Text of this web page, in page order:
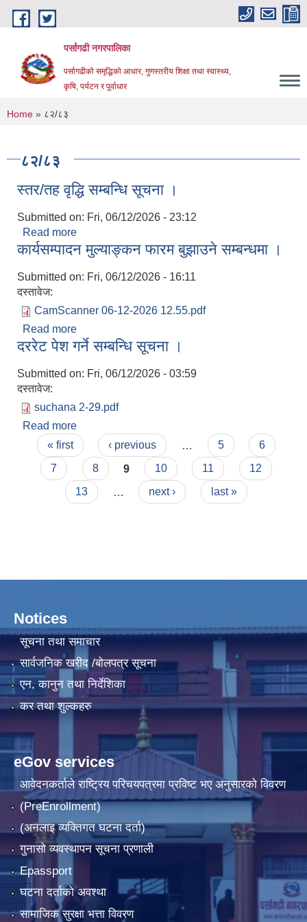
Skip to main content
पर्सागढी नगरपालिका
पर्सागढीको समृद्धिको आधार, गुणस्तरीय शिक्षा तथा स्वास्थ्य,
कृषि, पर्यटन र पूर्वाधार
You are here
Home » ८२/८३
८२/८३
स्तर/तह वृद्धि सम्बन्धि सूचना ।
Submitted on: Fri, 06/12/2026 - 23:12
Read more
कार्यसम्पादन मुल्याङ्कन फारम बुझाउने सम्बन्धमा ।
Submitted on: Fri, 06/12/2026 - 16:11
दस्तावेज:
CamScanner 06-12-2026 12.55.pdf
Read more
दररेट पेश गर्ने सम्बन्धि सूचना ।
Submitted on: Fri, 06/12/2026 - 03:59
दस्तावेज:
suchana 2-29.pdf
Read more
Pages
« first ‹ previous 5
6
7
8 9 10 11
12
13
next › last »
Notices
सूचना तथा समाचार
सार्वजनिक खरीद /बोलपत्र सूचना
एन, कानुन तथा निर्देशिका
कर तथा शुल्कहरु
eGov services
आवेदनकर्ताले राष्‍ट्रिय परिचयपत्रमा प्रविष्ट भए अनुसारको विवरण
(PreEnrollment)
(अनलाइ व्यक्तिगत घटना दर्ता)
गुनासो व्यवस्थापन सूचना प्रणाली
Epassport
घटना दर्ताको अवश्था
सामाजिक सुरक्षा भत्ता विवरण